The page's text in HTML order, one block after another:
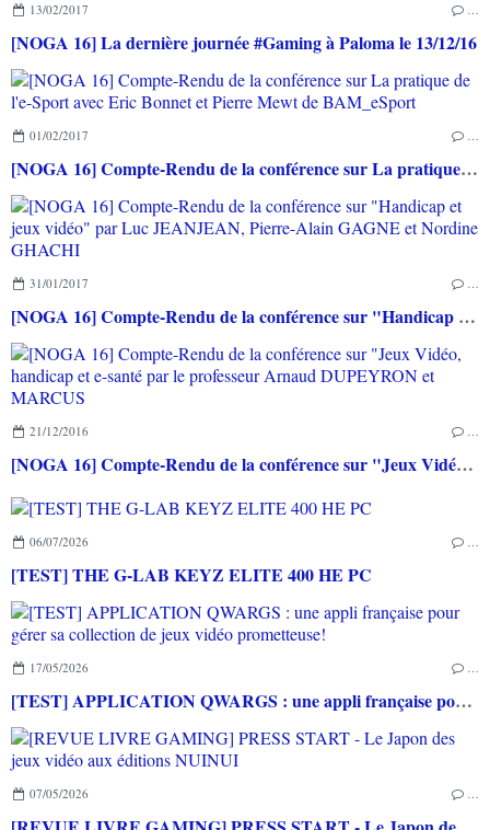
13/02/2017 …
[NOGA 16] La dernière journée #Gaming à Paloma le 13/12/16
01/02/2017 …
[NOGA 16] Compte-Rendu de la conférence sur La pratique de l'e-Sport avec Eric Bonnet et Pierre Mewt de BAM_eSport
31/01/2017 …
[NOGA 16] Compte-Rendu de la conférence sur "Handicap et jeux vidéo" par Luc JEANJEAN, Pierre-Alain GAGNE et Nordine GHACHI
21/12/2016 …
[NOGA 16] Compte-Rendu de la conférence sur "Jeux Vidéo, handicap et e-santé par le professeur Arnaud DUPEYRON et MARCUS
06/07/2026 …
[TEST] THE G-LAB KEYZ ELITE 400 HE PC
17/05/2026 …
[TEST] APPLICATION QWARGS : une appli française pour gérer sa collection de jeux vidéo prometteuse!
07/05/2026 …